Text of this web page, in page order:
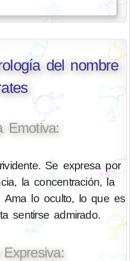
del nombre
Emotiva:
Se expresa por
la concentración, la
Ama lo oculto, lo que es
sentirse admirado.